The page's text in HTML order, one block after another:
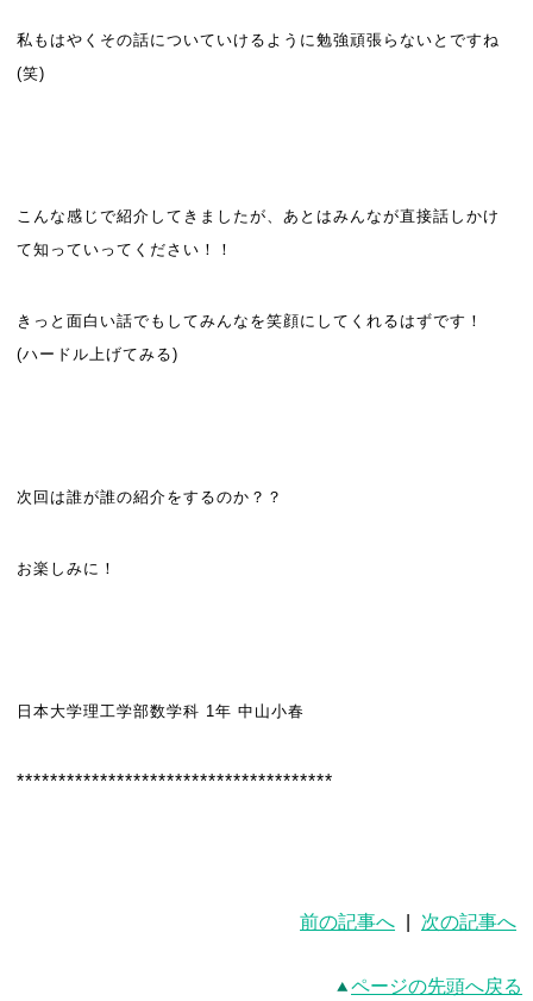
私もはやくその話についていけるように勉強頑張らないとですね
(笑)
こんな感じで紹介してきましたが、あとはみんなが直接話しかけ
て知っていってください！！
きっと面白い話でもしてみんなを笑顔にしてくれるはずです！
(ハードル上げてみる)
次回は誰が誰の紹介をするのか？？
お楽しみに！
日本大学理工学部数学科 1年 中山小春
**************************************
前の記事へ 次の記事へ
ページの先頭へ戻る